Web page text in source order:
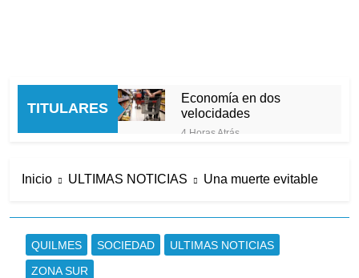
TITULARES
Economía en dos
velocidades
4 Horas Atrás
padre Jorge Messi
5 Horas Atrás
de Lionel Messi, a los 68
años
9 Horas Atrás
Thiago Medina fue
Inicio ULTIMAS NOTICIAS Una muerte evitable
QUILMES SOCIEDAD
ULTIMAS NOTICIAS
ZONA SUR